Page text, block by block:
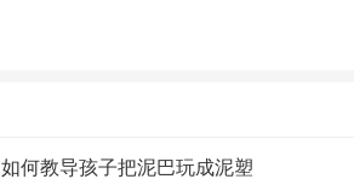
如何教导孩子把泥巴玩成泥塑